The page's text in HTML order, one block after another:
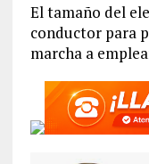
El tamaño del
conductor para
marcha a